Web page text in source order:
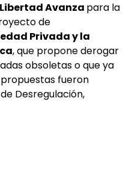
Avanza para la
de
Privada y la
, que propone derogar
obsoletas o que ya
fueron
Desregulación,